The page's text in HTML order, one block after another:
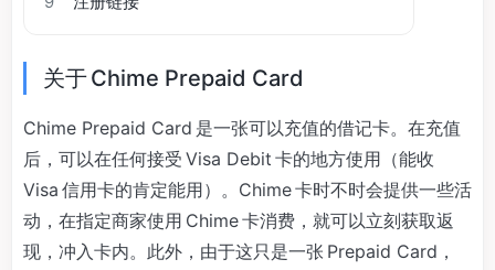
关于 Chime Prepaid Card
Chime Prepaid Card 是一张可以充值的借记卡。在充值
后，可以在任何接受 Visa Debit 卡的地方使用（能收
Visa 信用卡的肯定能用）。Chime 卡时不时会提供一些活
动，在指定商家使用 Chime 卡消费，就可以立刻获取返
现，冲入卡内。此外，由于这只是一张 Prepaid Card，